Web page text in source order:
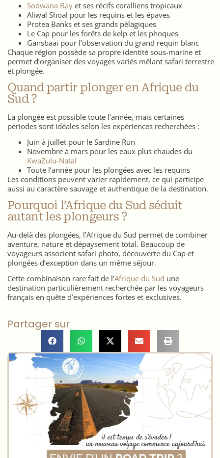
Sodwana Bay et ses récifs coralliens tropicaux
Aliwal Shoal pour les requins et les épaves
Protea Banks et ses grands pélagiques
Le Cap pour les forêts de kelp et les phoques
Gansbaai pour l’observation du grand requin blanc
Chaque région possède sa propre identité sous-marine et
permet d’organiser des voyages variés mêlant safari terrestre
et plongée.
Quand partir plonger en Afrique du
Sud ?
La plongée est possible toute l’année, mais certaines
périodes sont idéales selon les expériences recherchées :
Juin à juillet pour le Sardine Run
Novembre à mars pour les eaux plus chaudes du
KwaZulu-Natal
Toute l’année pour les plongées avec les requins
Les conditions peuvent varier rapidement, ce qui participe
aussi au caractère sauvage et authentique de la destination.
Pourquoi l’Afrique du Sud séduit
autant les plongeurs ?
Au-delà des plongées, l’Afrique du Sud permet de combiner
aventure, nature et dépaysement total. Beaucoup de
voyageurs associent safari photo, découverte du Cap et
plongées d’exception dans un même séjour.
Cette combinaison rare fait de l’Afrique du Sud une
destination particulièrement recherchée par les voyageurs
français en quête d’expériences fortes et exclusives.
Partager sur